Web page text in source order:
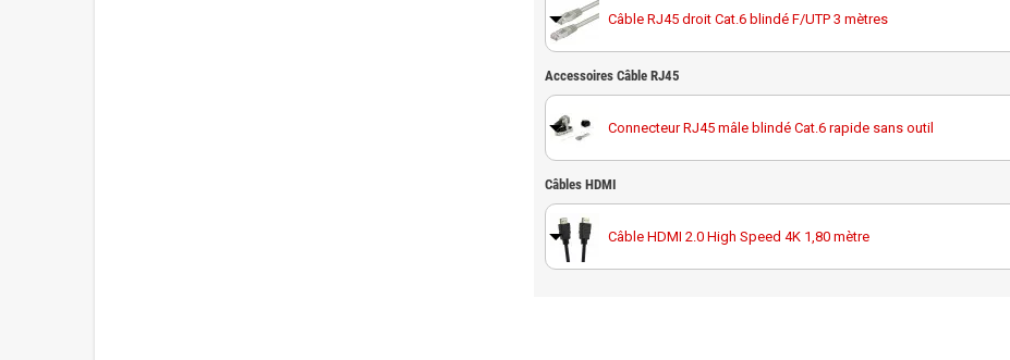
SeaGate SkyHawk disque dur 4 To spécial vidéosurveillance
Disque dur 4 To spécial vidéosurveillance Western Digital Purple
SeaGate SkyHawk disque dur 6 To spécial vidéosurveillance
Disque dur 6 To spécial vidéosurveillance Western Digital Purple
Câble RJ45 droit Cat.6 blindé F/UTP 3 mètres
Câble RJ45 droit Cat.6 blindé F/UTP 10 mètres
Accessoires Câble RJ45
Connecteur RJ45 mâle blindé Cat.6 rapide sans outil
Noyau RJ45 femelle Cat6A blindé Elbac 943545-S0
Câbles HDMI
Câble HDMI 2.0 High Speed 4K 1,80 mètre